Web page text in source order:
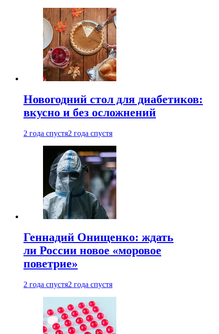
Новогодний стол для диабетиков:
вкусно и без осложнений
2 года спустя2 года спустя
Геннадий Онищенко: ждать
ли России новое «моровое
поветрие»
2 года спустя2 года спустя